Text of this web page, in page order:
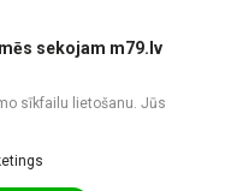
7 8 9 10 11
sekojam m79.lv
sīkfailu lietošanu. Jūs